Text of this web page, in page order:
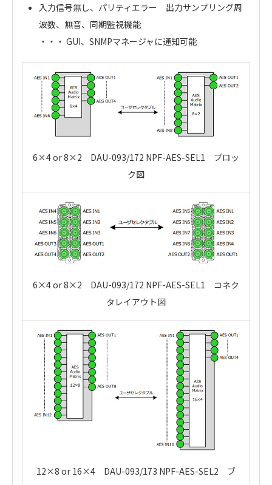
入力信号無し、パリティエラー 出力サンプリング周
波数、無音、同期監視機能
・・・ GUI、SNMPマネージャに通知可能
6×4 or 8×2 DAU-093/172 NPF-AES-SEL1 ブロッ
ク図
6×4 or 8×2 DAU-093/172 NPF-AES-SEL1 コネク
タレイアウト図
12×8 or 16×4 DAU-093/173 NPF-AES-SEL2 ブ